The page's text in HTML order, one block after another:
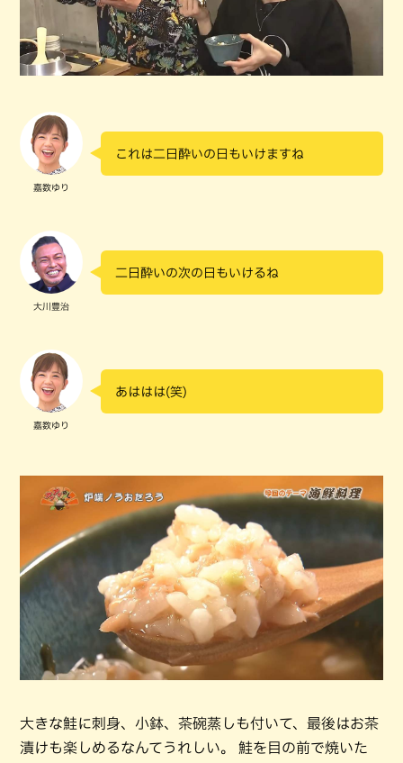
嘉数ゆり
これは二日酔いの日もいけますね
大川豊治
二日酔いの次の日もいけるね
嘉数ゆり
あははは(笑)
大きな鮭に刺身、小鉢、茶碗蒸しも付いて、最後はお茶
漬けも楽しめるなんてうれしい。 鮭を目の前で焼いた